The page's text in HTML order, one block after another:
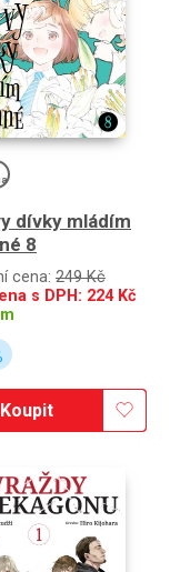
dívky mládím
8
cena: 249 Kč
s DPH: 224Kč
Koupit